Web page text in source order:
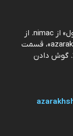
«تاریخچه‌ی اسکیزوفرنی در روانپزشکی قسمت اول» از nimac. از
مجموعه‌ی «پادکست آذرخش مکری - azarakhsh mokri»، قسمت
30. مدت زمان 36 دقیقه. منتشر شده در 2025. گوش دادن